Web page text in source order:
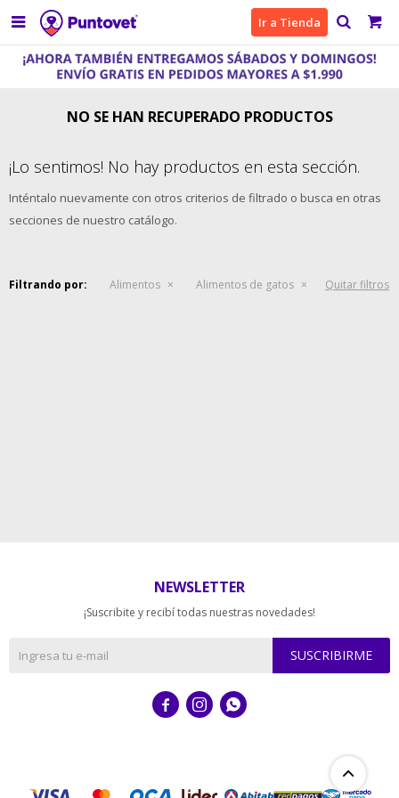
 Ir a Tienda
NO SE HAN RECUPERADO PRODUCTOS
¡Lo sentimos! No hay productos en esta sección.
Inténtalo nuevamente con otros criterios de filtrado o busca en otras
secciones de nuestro catálogo.
Filtrando por: Alimentos Alimentos de gatos Quitar filtros
NEWSLETTER
¡Suscribite y recibí todas nuestras novedades!
SUSCRIBIRME
  